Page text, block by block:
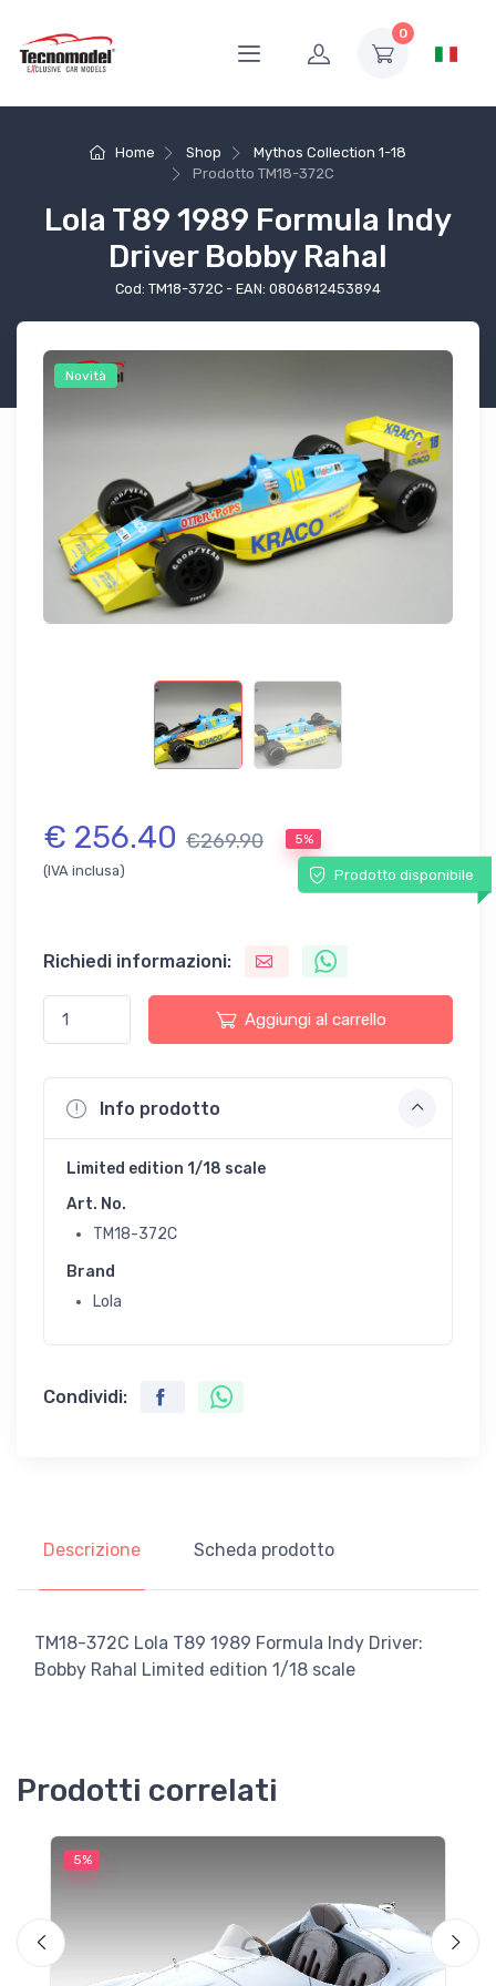
0
Home Shop
Mythos Collection 1-18
ProdottoTM18-372C
Lola T89 1989 Formula Indy
Driver Bobby Rahal
Cod: TM18-372C - EAN: 0806812453894
Novità
€ 256.40 €269.90 5%
(IVA inclusa) Prodotto disponibile
Richiedi informazioni:
Aggiungi al carrello
Info prodotto
Limited edition 1/18 scale
Art. No.
TM18-372C
Brand
Lola
Condividi:
Descrizione Scheda prodotto
TM18-372C Lola T89 1989 Formula Indy Driver:
Bobby Rahal Limited edition 1/18 scale
Prodotti correlati
5%